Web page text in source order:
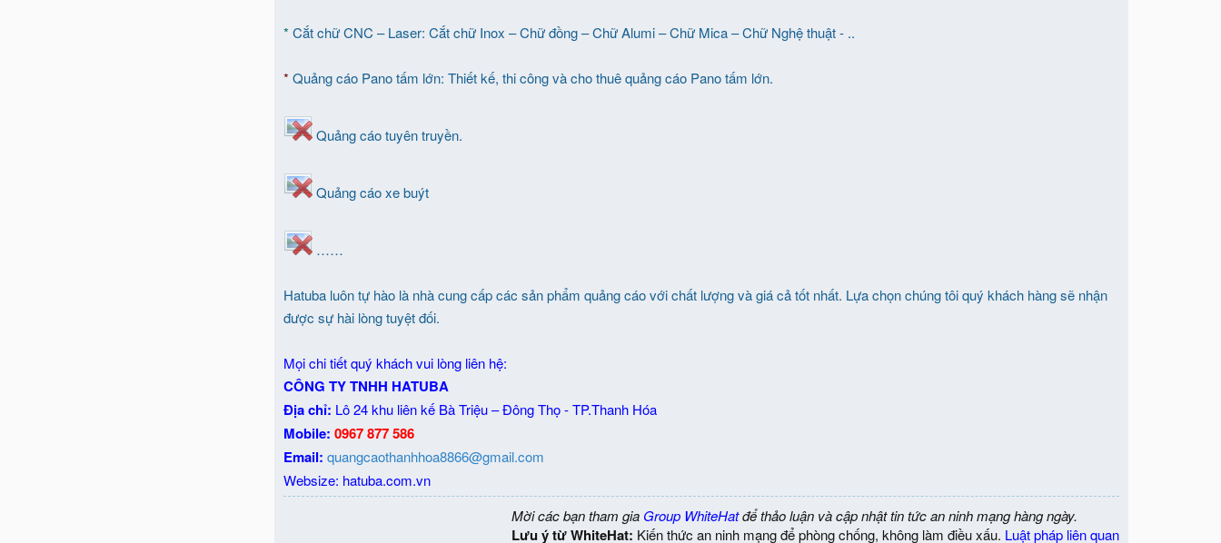
* Cắt chữ CNC – Laser: Cắt chữ Inox – Chữ đồng – Chữ Alumi – Chữ Mica – Chữ Nghệ thuật - ..
* Quảng cáo Pano tấm lớn: Thiết kế, thi công và cho thuê quảng cáo Pano tấm lớn.
Quảng cáo tuyên truyền.
Quảng cáo xe buýt
……
Hatuba luôn tự hào là nhà cung cấp các sản phẩm quảng cáo với chất lượng và giá cả tốt nhất. Lựa chọn chúng tôi quý khách hàng sẽ nhận
được sự hài lòng tuyệt đối.
Mọi chi tiết quý khách vui lòng liên hệ:
CÔNG TY TNHH HATUBA
Địa chỉ: Lô 24 khu liên kế Bà Triệu – Đông Thọ - TP.Thanh Hóa
Mobile: 0967 877 586
Email: quangcaothanhhoa8866@gmail.com
Websize: hatuba.com.vn
Mời các bạn tham gia Group WhiteHatđể thảo luận và cập nhật tin tức an ninh mạng hàng ngày.
Lưu ý từ WhiteHat: Kiến thức an ninh mạng để phòng chống, không làm điều xấu. Luật pháp liên quan